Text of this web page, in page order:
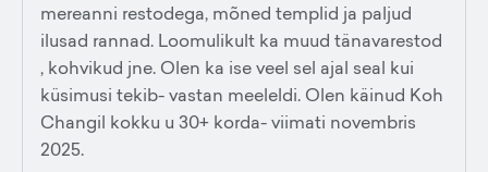
mereanni restodega, mõned templid ja paljud
ilusad rannad. Loomulikult ka muud tänavarestod
, kohvikud jne. Olen ka ise veel sel ajal seal kui
küsimusi tekib- vastan meeleldi. Olen käinud Koh
Changil kokku u 30+ korda- viimati novembris
2025.